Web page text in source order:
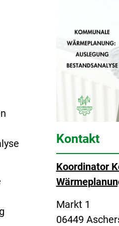
Kontakt
Koordinator
Markt 1
06449